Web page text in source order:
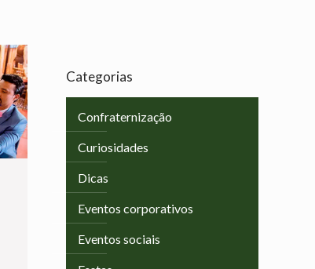
Categorias
Confraternização
Curiosidades
Dicas
Eventos corporativos
Eventos sociais